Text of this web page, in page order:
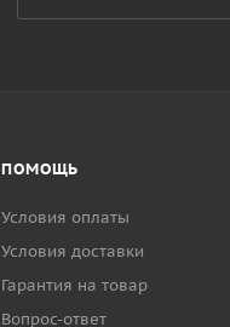
ПОМОЩЬ
Условия оплаты
Условия доставки
Гарантия на товар
Вопрос-ответ